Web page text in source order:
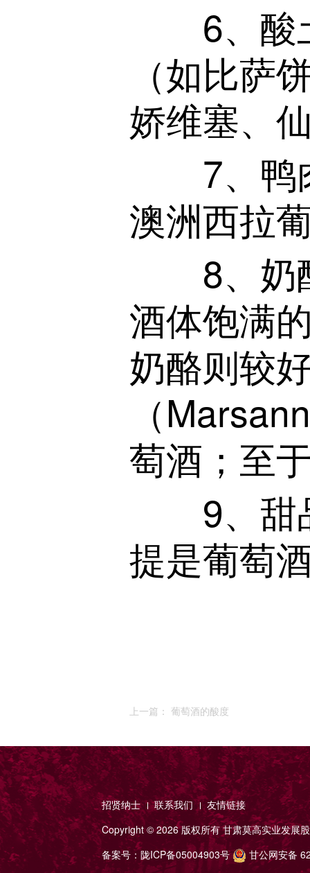
6、酸土
（如比萨
娇维塞、
7、鸭肉
澳洲西拉
8、奶酪
酒体饱满
奶酪则较
（
萄酒；至
9、甜品
提是葡萄
上一篇： 葡萄酒的酸度
招贤纳士 联系我们
友情链接
Copyright ©2026 版权所有甘肃莫高实业发展
备案号：陇ICP备05004903号 甘公网安备